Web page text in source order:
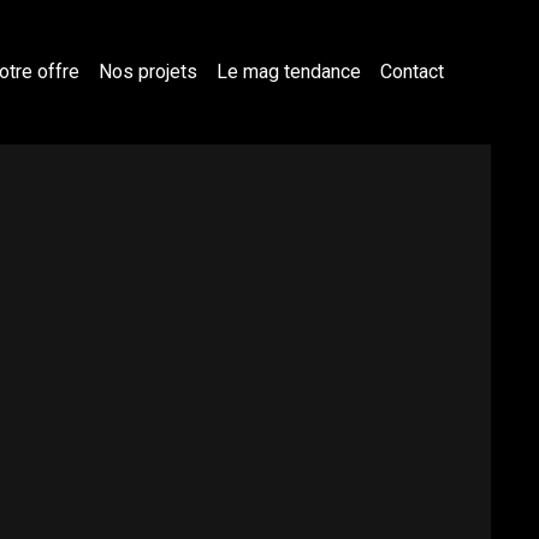
offre Nos projets Le mag tendance Contact